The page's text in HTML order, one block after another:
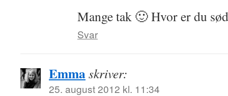
Mange tak 🙂 Hvor er du
Svar
Emmaskriver:
25. august 2012 kl. 11:34